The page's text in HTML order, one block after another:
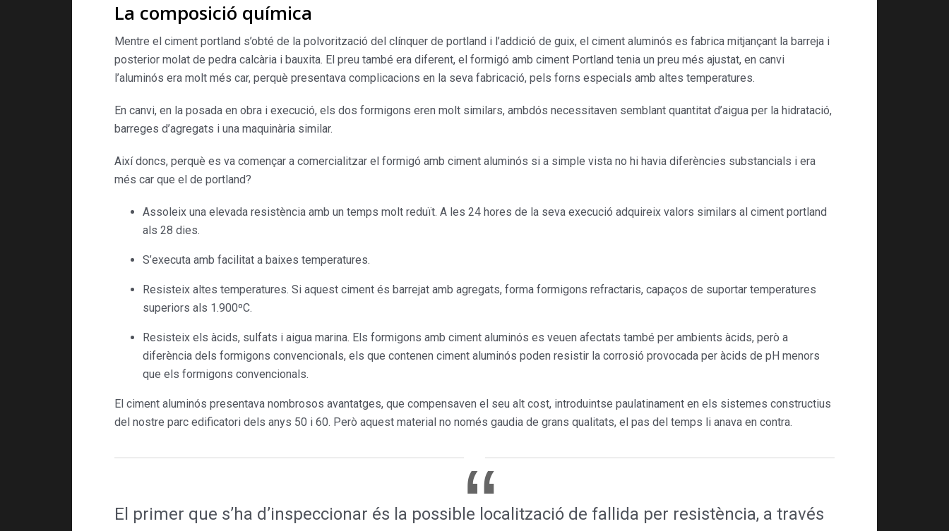
La composició química
Mentre el ciment portland s’obté de la polvorització del clínquer de portland i l’addició de guix, el ciment aluminós es fabrica mitjançant la barreja i
posterior molat de pedra calcària i bauxita. El preu també era diferent, el formigó amb ciment Portland tenia un preu més ajustat, en canvi
l’aluminós era molt més car, perquè presentava complicacions en la seva fabricació, pels forns especials amb altes temperatures.
En canvi, en la posada en obra i execució, els dos formigons eren molt similars, ambdós necessitaven semblant quantitat d’aigua per la hidratació,
barreges d’agregats i una maquinària similar.
Així doncs, perquè es va començar a comercialitzar el formigó amb ciment aluminós si a simple vista no hi havia diferències substancials i era
més car que el de portland?
Assoleix una elevada resistència amb un temps molt reduït. A les 24 hores de la seva execució adquireix valors similars al ciment portland
als 28 dies.
S’executa amb facilitat a baixes temperatures.
Resisteix altes temperatures. Si aquest ciment és barrejat amb agregats, forma formigons refractaris, capaços de suportar temperatures
superiors als 1.900ºC.
Resisteix els àcids, sulfats i aigua marina. Els formigons amb ciment aluminós es veuen afectats també per ambients àcids, però a
diferència dels formigons convencionals, els que contenen ciment aluminós poden resistir la corrosió provocada per àcids de pH menors
que els formigons convencionals.
El ciment aluminós presentava nombrosos avantatges, que compensaven el seu alt cost, introduintse paulatinament en els sistemes constructius
del nostre parc edificatori dels anys 50 i 60. Però aquest material no només gaudia de grans qualitats, el pas del temps li anava en contra.
El primer que s’ha d’inspeccionar és la possible localització de fallida per resistència, a través